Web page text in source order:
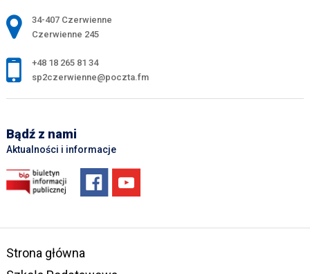
Adres pocztowy:
34-407 Czerwienne
Czerwienne 245
+48 18 265 81 34
sp2czerwienne@poczta.fm
Bądź z nami
Aktualności i informacje
Strona główna